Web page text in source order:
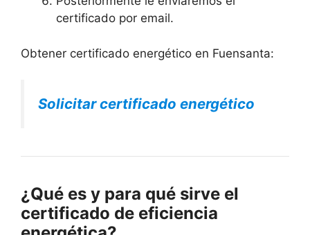
certificado por email.
Obtener certificado energético en Fuensanta:
Solicitar certificado energético
¿Qué es y para qué sirve el
certificado de eficiencia